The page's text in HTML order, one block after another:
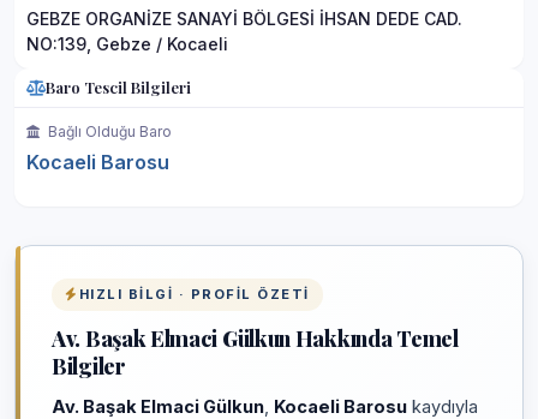
GEBZE ORGANİZE SANAYİ BÖLGESİ İHSAN DEDE CAD.
NO:139, Gebze / Kocaeli
Baro Tescil Bilgileri
Bağlı Olduğu Baro
Kocaeli Barosu
HIZLI BILGI · PROFIL ÖZETI
Av. Başak Elmaci Gülkun Hakkında Temel
Bilgiler
Av. Başak Elmaci Gülkun Kocaeli Barosu kaydıyla